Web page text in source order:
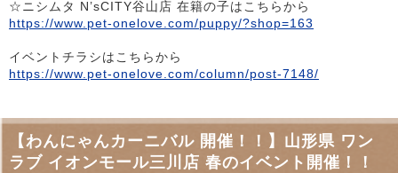
☆ニシムタ N’sCITY谷山店 在籍の子はこちらから
https://www.pet-onelove.com/puppy/?shop=163
イベントチラシはこちらから
https://www.pet-onelove.com/column/post-7148/
【わんにゃんカーニバル 開催！！】山形県 ワン
ラブ イオンモール三川店 春のイベント開催！！